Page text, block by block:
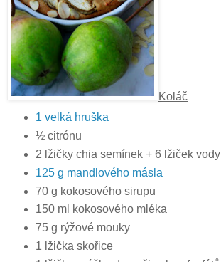
Koláč
1 velká hruška
½ citrónu
2 lžičky chia semínek + 6 lžiček vody
125 g mandlového másla
70 g kokosového sirupu
150 ml kokosového mléka
75 g rýžové mouky
1 lžička skořice